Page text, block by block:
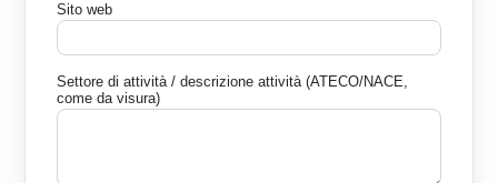
Sito web
Settore di attività / descrizione attività (ATECO/NACE,
come da visura)